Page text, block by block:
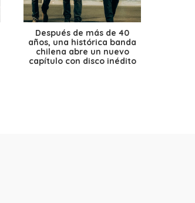
Después de más de 40
años, una histórica banda
chilena abre un nuevo
capítulo con disco inédito